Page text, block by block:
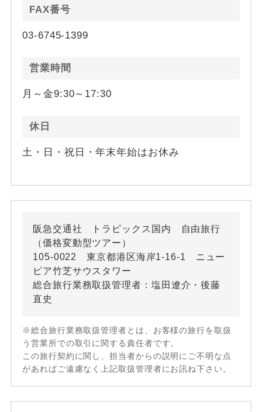
FAX番号
03-6745-1399
営業時間
月～金9:30～17:30
休日
土・日・祝日・年末年始はお休み
阪急交通社 トラピックス国内 自由旅行
（価格変動型ツアー）
105-0022 東京都港区海岸1-16-1 ニュー
ピア竹芝サウスタワー
総合旅行業務取扱管理者：塩田遼介・後藤
直史
※総合旅行業務取扱管理者とは、お客様の旅行を取扱
う営業所での取引に関する責任者です。
この旅行契約に関し、担当者からの説明にご不明な点
があればご遠慮なく上記取扱管理者にお訊ね下さい。